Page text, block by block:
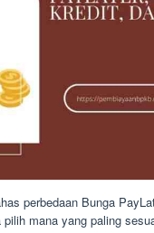
perbedaan Bunga
mana yang paling